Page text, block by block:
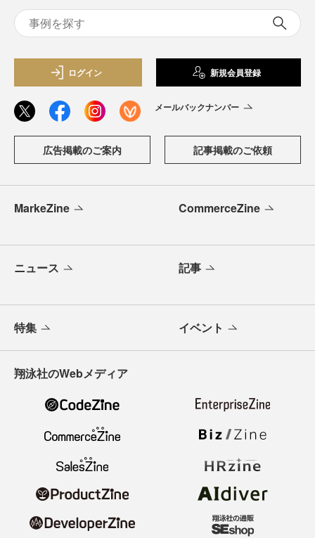
ログイン 新規会員登録
メールバックナンバー
広告掲載のご案内 記事掲載のご依頼
MarkeZine CommerceZine
ニュース 記事
特集 イベント
翔泳社のWebメディア